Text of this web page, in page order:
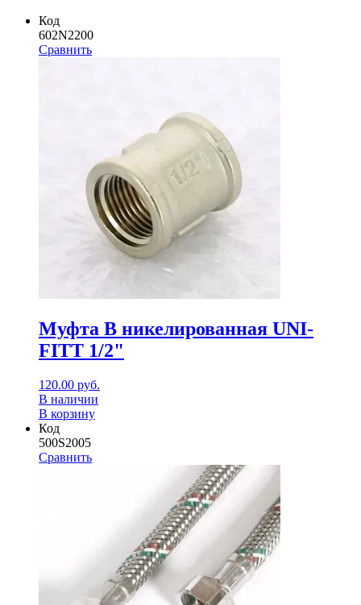
Код
602N2200
Сравнить
Муфта В никелированная UNI-
FITT 1/2"
120.00 руб.
В наличии
В корзину
Код
500S2005
Сравнить